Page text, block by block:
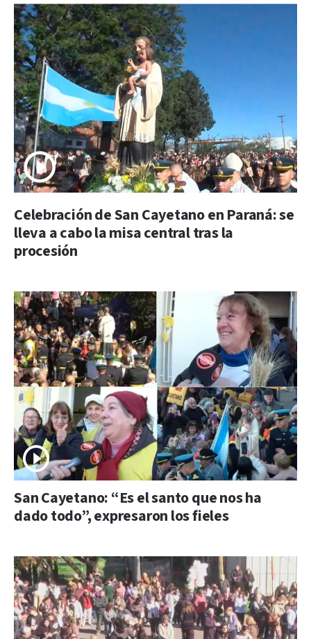
Celebración de San Cayetano en Paraná: se
lleva a cabo la misa central tras la
procesión
San Cayetano: “Es el santo que nos ha
dado todo”, expresaron los fieles